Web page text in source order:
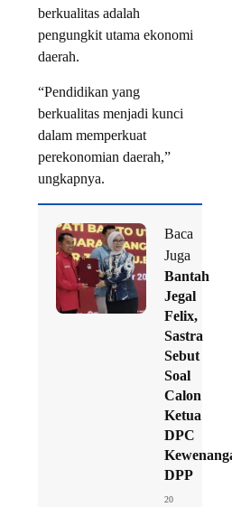
berkualitas adalah
pengungkit utama ekonomi
daerah.
“Pendidikan yang
berkualitas menjadi kunci
dalam memperkuat
perekonomian daerah,”
ungkapnya.
Baca
Juga
Bantah
Jegal
Felix,
Sastra
Sebut
Soal
Calon
Ketua
DPC
DPP
20